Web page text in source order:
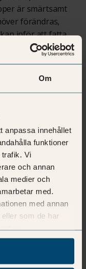
Om
anpassa innehållet
funktioner
Vi
och annan
medier och
med.
med annan
som de har
är smärtsamt
förändras,
inför att fatta
på nutid blir
kan bli dyrt.
om:
en arena för
AI och
ta höjd för:
beteende
avgörande – och
att göra.